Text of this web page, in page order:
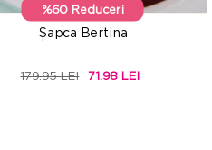
%60 Reduceri
Șapca Bertina
179.95 LEI 71.98 LEI